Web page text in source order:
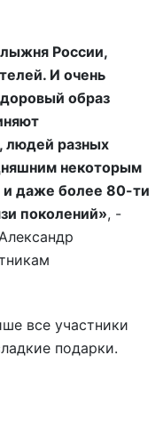
России,
И очень
образ
людей разных
некоторым
и даже более 80-ти
поколений», -
все участники
подарки.